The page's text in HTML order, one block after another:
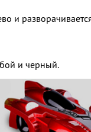
и
и черный.